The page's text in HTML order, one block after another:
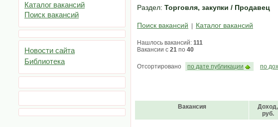
Каталог вакансий
Поиск вакансий
Новости сайта
Библиотека
Раздел: Торговля, закупки / Продавец
Поиск вакансий Каталог вакансий
Нашлось вакансий: 111
Вакансии с 21 по 40
Отсортировано по дате публикации по
Вакансия
Доход,
руб.